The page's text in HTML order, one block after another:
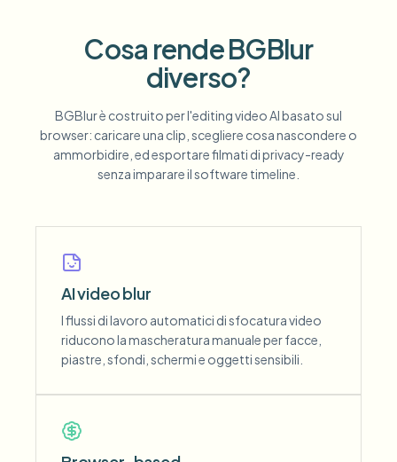
Cosa rende BGBlur
diverso?
BGBlur è costruito per l'editing video AI basato sul
browser: caricare una clip, scegliere cosa nascondere o
ammorbidire, ed esportare filmati di privacy-ready
senza imparare il software timeline.
AI video blur
I flussi di lavoro automatici di sfocatura video
riducono la mascheratura manuale per facce,
piastre, sfondi, schermi e oggetti sensibili.